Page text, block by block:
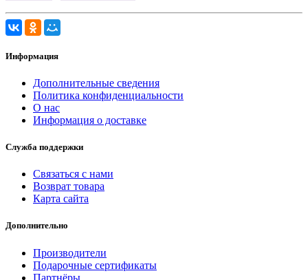
Информация
Дополнительные сведения
Политика конфиденциальности
О нас
Информация о доставке
Служба поддержки
Связаться с нами
Возврат товара
Карта сайта
Дополнительно
Производители
Подарочные сертификаты
Партнёры